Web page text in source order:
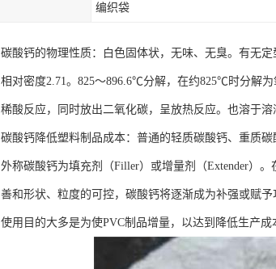
编织袋
碳酸钙的物理性质：白色固体状，无味、无臭。有无
相对密度2.71。825～896.6℃分解，在约825℃时分解
稀酸反应，同时放出二氧化碳，呈放热反应。也溶于溶
碳酸钙降低塑料制品成本：普通的轻质碳酸钙、重质
外称碳酸钙为填充剂（Filler）或增量剂（Extender）
善和形状、粒度的可控，碳酸钙将逐渐成为补强或赋
使用目的大多是为使PVC制品增量，以达到降低生产成